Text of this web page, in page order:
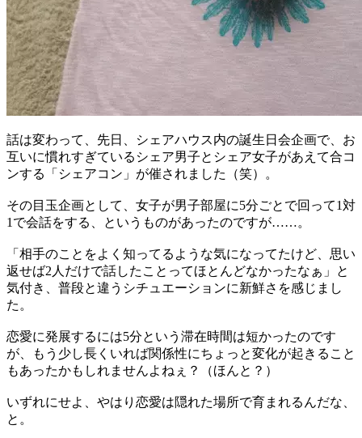
話は変わって、先日、シェアハウス内の誕生日会企画で、お
互いに慣れすぎているシェア男子とシェア女子があえて合コ
ンする「シェアコン」が催されました（笑）。
その目玉企画として、女子が男子部屋に5分ごとで回って1対
1で会話をする、というものがあったのですが……。
「相手のことをよく知ってるような気になってたけど、思い
返せば2人だけで話したことってほとんどなかったなぁ」と
気付き、普段と違うシチュエーションに新鮮さを感じまし
た。
恋愛に発展するには5分という滞在時間は短かったのです
が、もう少し長くいれば関係性にちょっと変化が起きること
もあったかもしれませんよねぇ？（ほんと？）
いずれにせよ、やはり恋愛は隠れた場所で育まれるんだな、
と。